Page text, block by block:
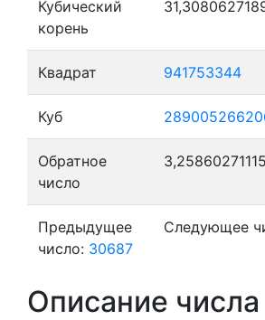
Кубический
корень
Квадрат 941753344
Куб
Обратное
число
Предыдущее
число: 30687
Следующее
Описание